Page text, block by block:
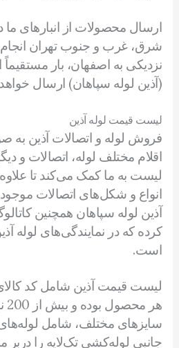
ارسال محصولات از انبارهای
شرق، غرب و جنوب تهران
نزدیکی به اصفهان، بار مستقیماً
(آذین لوله سپاهان) ارسال
لیست قیمت لوله آذین
فروش لوله و اتصالات آذین
اقلام مختلف لوله، اتصالات و
لیست به ما کمک می‌کند تا
انواع و شکل‌های اتصالات
آذین لوله سپاهان همچنین
کرده که در نمایندگی‌های لوله
است.
لیست قیمت آذین شامل کد
سایزهای مختلف، شامل
جانبی لوله‌کشی تک‌لایه را